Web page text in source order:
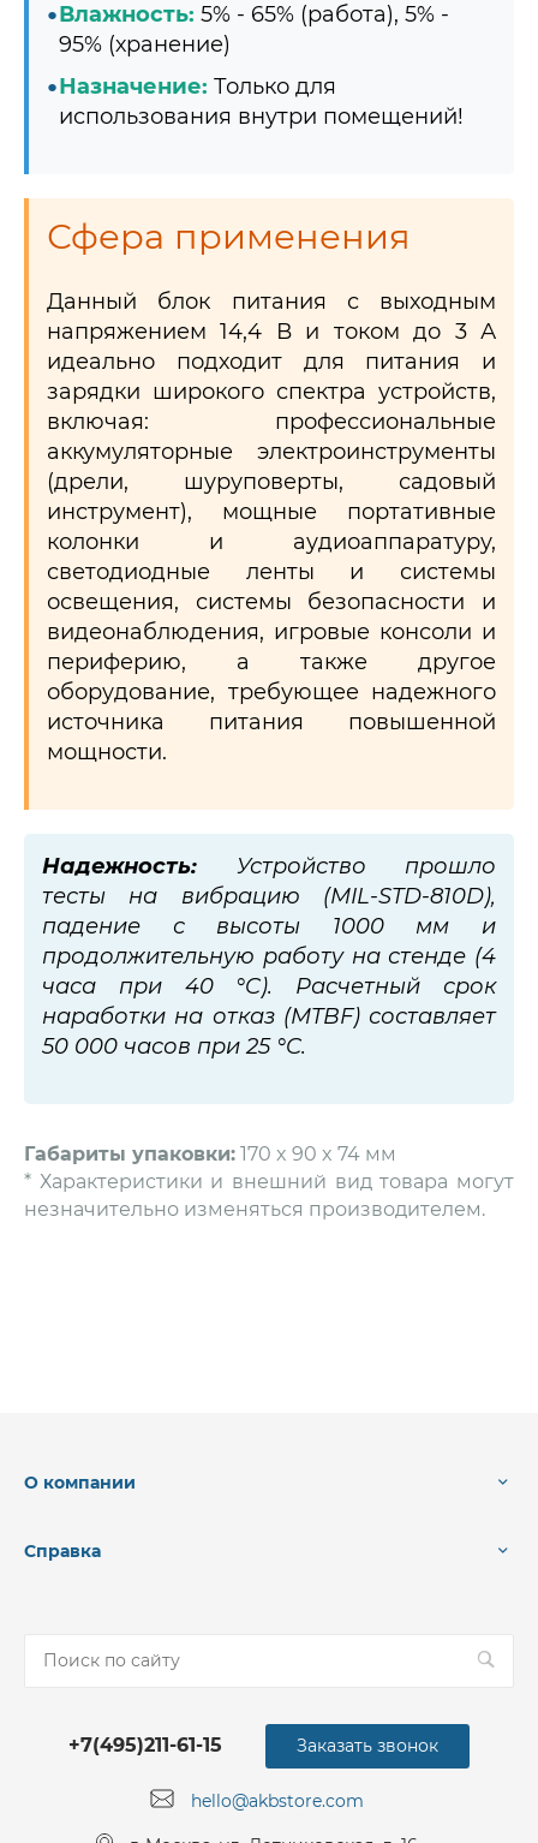
Влажность: 5% - 65% (работа), 5% -
95% (хранение)
Назначение: Только для
использования внутри помещений!
Сфера применения
Данный блок питания с выходным
напряжением 14,4 В и током до 3 А
идеально подходит для питания и
зарядки широкого спектра устройств,
включая: профессиональные
аккумуляторные электроинструменты
(дрели, шуруповерты, садовый
инструмент), мощные портативные
колонки и аудиоаппаратуру,
светодиодные ленты и системы
освещения, системы безопасности и
видеонаблюдения, игровые консоли и
периферию, а также другое
оборудование, требующее надежного
источника питания повышенной
мощности.
Надежность: Устройство прошло
тесты на вибрацию (MIL-STD-810D),
падение с высоты 1000 мм и
продолжительную работу на стенде (4
часа при 40 °C). Расчетный срок
наработки на отказ (MTBF) составляет
50 000 часов при 25 °C.
Габариты упаковки: 170 x 90 x 74 мм
* Характеристики и внешний вид товара могут
незначительно изменяться производителем.
О компании
Справка
+7(495)211-61-15
hello@akbstore.com
Заказать звонок